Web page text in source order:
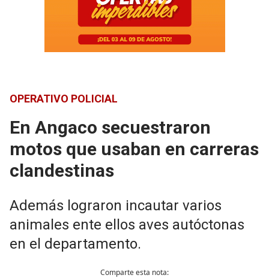
OPERATIVO POLICIAL
En Angaco secuestraron
motos que usaban en carreras
clandestinas
Además lograron incautar varios
animales ente ellos aves autóctonas
en el departamento.
Comparte esta nota: